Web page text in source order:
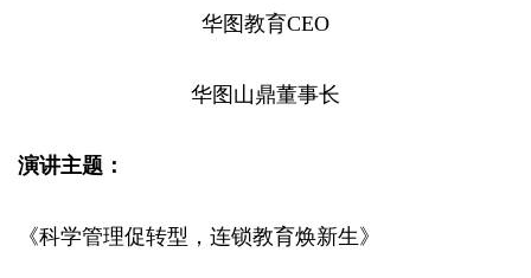
华图教育CEO
华图山鼎董事长
演讲主题：
《科学管理促转型，连锁教育焕新生》